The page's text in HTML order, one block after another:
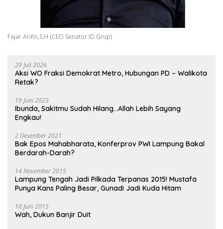
Fajar Arifin,S.H (CEO Senator.ID Grup)
29 Juli 2026
Aksi WO Fraksi Demokrat Metro, Hubungan PD – Walikota
Retak?
19 Juni 2023
Ibunda, Sakitmu Sudah Hilang…Allah Lebih Sayang
Engkau!
2 Desember 2021
Bak Epos Mahabharata, Konferprov PWI Lampung Bakal
Berdarah-Darah?
14 November 2015
Lampung Tengah Jadi Pilkada Terpanas 2015! Mustafa
Punya Kans Paling Besar, Gunadi Jadi Kuda Hitam
10 Juni 2015
Wah, Dukun Banjir Duit